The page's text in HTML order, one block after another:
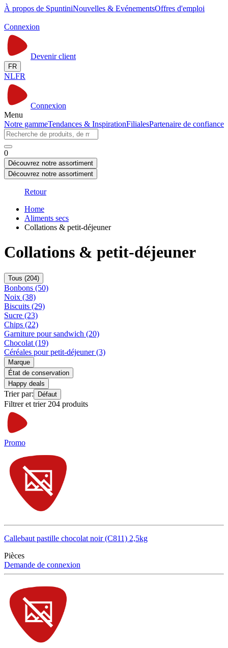
À propos de SpuntiniNouvelles & EvénementsOffres d'emploi
Connexion
Devenir client
FR
NLFR
Connexion
Menu
Notre gammeTendances & InspirationFilialesPartenaire de confiance
0
Découvrez notre assortiment
Découvrez notre assortiment
Retour
Home
Aliments secs
Collations & petit-déjeuner
Collations & petit-déjeuner
Tous (204)
Bonbons (50)
Noix (38)
Biscuits (29)
Sucre (23)
Chips (22)
Garniture pour sandwich (20)
Chocolat (19)
Céréales pour petit-déjeuner (3)
Marque
État de conservation
Happy deals
Trier par: Défaut
Filtrer et trier 204 produits
Promo
Callebaut pastille chocolat noir (C811) 2,5kg
Pièces
Demande de connexion